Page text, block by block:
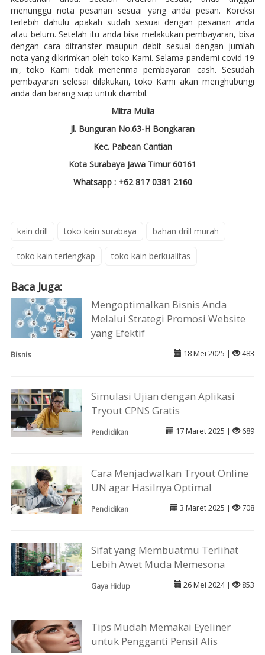
menunggu nota pesanan sesuai yang anda pesan. Koreksi
terlebih dahulu apakah sudah sesuai dengan pesanan anda
atau belum. Setelah itu anda bisa melakukan pembayaran, bisa
dengan cara ditransfer maupun debit sesuai dengan jumlah
nota yang dikirimkan oleh toko Kami. Selama pandemi covid-19
ini, toko Kami tidak menerima pembayaran cash. Sesudah
pembayaran selesai dilakukan, toko Kami akan menghubungi
anda dan barang siap untuk diambil.
Mitra Mulia
Jl. Bunguran No.63-H Bongkaran
Kec. Pabean Cantian
Kota Surabaya Jawa Timur 60161
Whatsapp : +62 817 0381 2160
kain drill toko kain surabaya bahan drill murah
toko kain terlengkap toko kain berkualitas
Baca Juga:
Mengoptimalkan Bisnis Anda
Melalui Strategi Promosi Website
yang Efektif
Bisnis 18 Mei 2025 | 483
Simulasi Ujian dengan Aplikasi
Tryout CPNS Gratis
Pendidikan 17 Maret 2025 | 689
Cara Menjadwalkan Tryout Online
UN agar Hasilnya Optimal
Pendidikan 3 Maret 2025 | 708
Sifat yang Membuatmu Terlihat
Lebih Awet Muda Memesona
Gaya Hidup 26 Mei 2024 | 853
Tips Mudah Memakai Eyeliner
untuk Pengganti Pensil Alis